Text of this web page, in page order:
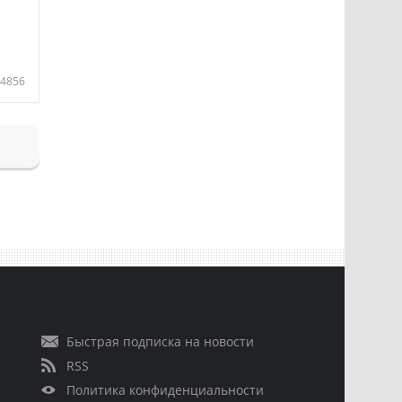
4856
Быстрая подписка на новости
RSS
Политика конфиденциальности